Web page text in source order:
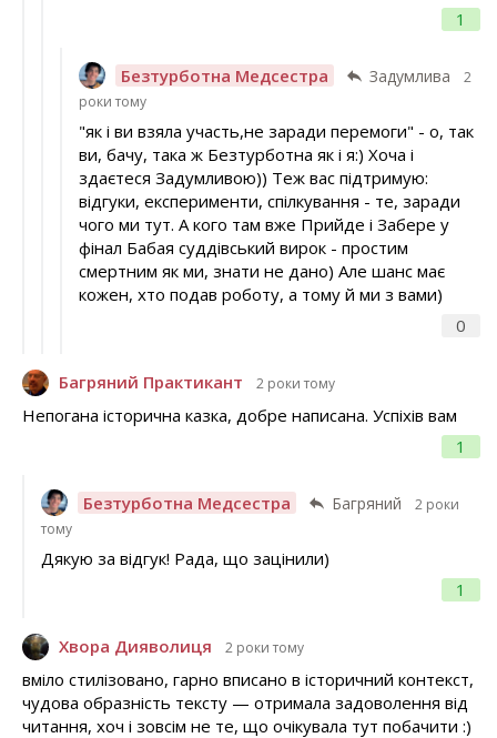
1
Безтурботна Медсестра Задумлива
2
роки тому
0
"як і ви взяла участь,не заради перемоги" - о, так
ви, бачу, така ж Безтурботна як і я:) Хоча і
здаєтеся Задумливою)) Теж вас підтримую:
відгуки, експерименти, спілкування - те, заради
чого ми тут. А кого там вже Прийде і Забере у
фінал Бабая суддівський вирок - простим
смертним як ми, знати не дано) Але шанс має
кожен, хто подав роботу, а тому й ми з вами)
Багряний Практикант 2 роки тому
1
Непогана історична казка, добре написана. Успіхів вам
Безтурботна Медсестра Багряний
2 роки
тому
1
Дякую за відгук! Рада, що зацінили)
Хвора Дияволиця 2 роки тому
вміло стилізовано, гарно вписано в історичний контекст,
чудова образність тексту — отримала задоволення від
читання, хоч і зовсім не те, що очікувала тут побачити :)